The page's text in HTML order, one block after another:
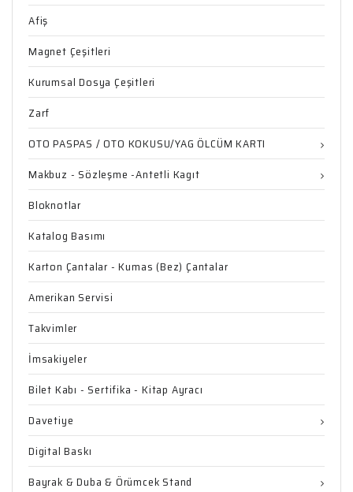
Afiş
Magnet Çeşitleri
Kurumsal Dosya Çeşitleri
Zarf
OTO PASPAS / OTO KOKUSU/YAG ÖLCÜM KARTI
Makbuz - Sözleşme -Antetli Kagıt
Bloknotlar
Katalog Basımı
Karton Çantalar - Kumas (Bez) Çantalar
Amerikan Servisi
Takvimler
İmsakiyeler
Bilet Kabı - Sertifika - Kitap Ayracı
Davetiye
Digital Baskı
Bayrak & Duba & Örümcek Stand